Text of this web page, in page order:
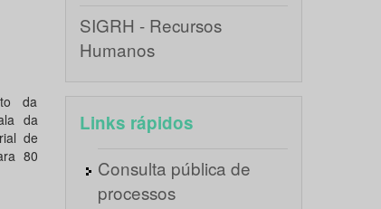
da
da
de
80
SIGRH - Recursos
Humanos
Links rápidos
Consulta pública de
processos